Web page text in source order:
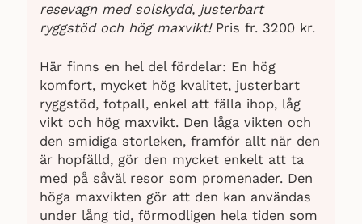
resevagn med solskydd, justerbart
ryggstöd och hög maxvikt! Pris fr. 3200 kr.
Här finns en hel del fördelar: En hög
komfort, mycket hög kvalitet, justerbart
ryggstöd, fotpall, enkel att fälla ihop, låg
vikt och hög maxvikt. Den låga vikten och
den smidiga storleken, framför allt när den
är hopfälld, gör den mycket enkelt att ta
med på såväl resor som promenader. Den
höga maxvikten gör att den kan användas
under lång tid, förmodligen hela tiden som